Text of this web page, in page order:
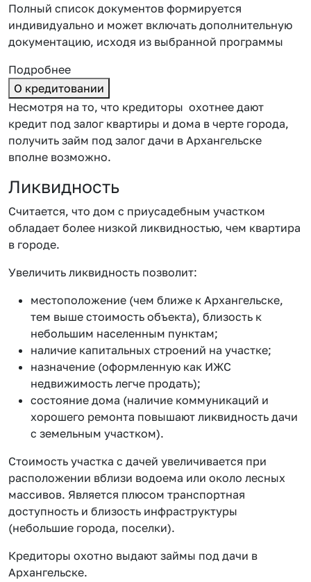
Полный список документов формируется
индивидуально и может включать дополнительную
документацию, исходя из выбранной программы
Подробнее
О кредитовании
Несмотря на то, что кредиторы охотнее дают
кредит под залог квартиры и дома в черте города,
получить займ под залог дачи в Архангельске
вполне возможно.
Ликвидность
Считается, что дом с приусадебным участком
обладает более низкой ликвидностью, чем квартира
в городе.
Увеличить ликвидность позволит:
местоположение (чем ближе к Архангельске,
тем выше стоимость объекта), близость к
небольшим населенным пунктам;
наличие капитальных строений на участке;
назначение (оформленную как ИЖС
недвижимость легче продать);
состояние дома (наличие коммуникаций и
хорошего ремонта повышают ликвидность дачи
с земельным участком).
Стоимость участка с дачей увеличивается при
расположении вблизи водоема или около лесных
массивов. Является плюсом транспортная
доступность и близость инфраструктуры
(небольшие города, поселки).
Кредиторы охотно выдают займы под дачи в
Архангельске.